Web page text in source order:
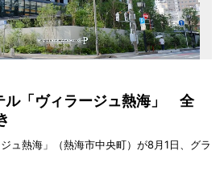
ル「ヴィラージュ熱海」 全
ュ熱海」（熱海市中央町）が8月1日、グラ